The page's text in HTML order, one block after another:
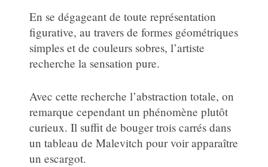
En se dégageant de toute représentation
figurative, au travers de formes géométriques
simples et de couleurs sobres, l’artiste
recherche la sensation pure.
Avec cette recherche l’abstraction totale, on
remarque cependant un phénomène plutôt
curieux. Il suffit de bouger trois carrés dans
un tableau de Malevitch pour voir apparaître
un escargot.